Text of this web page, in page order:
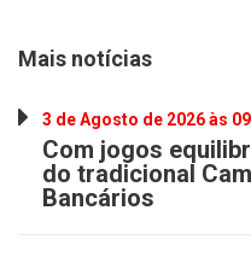
Mais notícias
3 de Agosto de 2026 às
Com jogos
do tradicional
Bancários